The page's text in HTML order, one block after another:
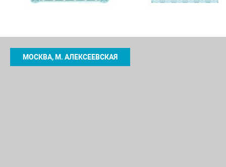
МОСКВА, М. АЛЕКСЕЕВСКАЯ